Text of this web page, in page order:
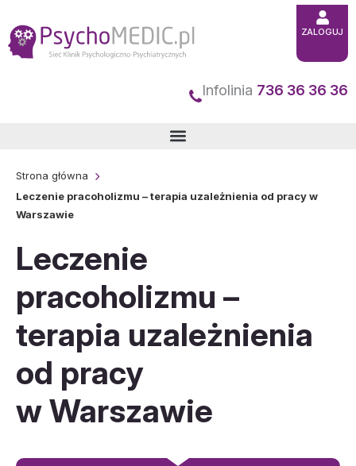
do
treści
Infolinia 736 36 36 36
ZALOGUJ
Strona główna
Leczenie pracoholizmu – terapia uzależnienia od pracy w
Warszawie
Leczenie
pracoholizmu –
terapia uzależnienia
od pracy
w Warszawie